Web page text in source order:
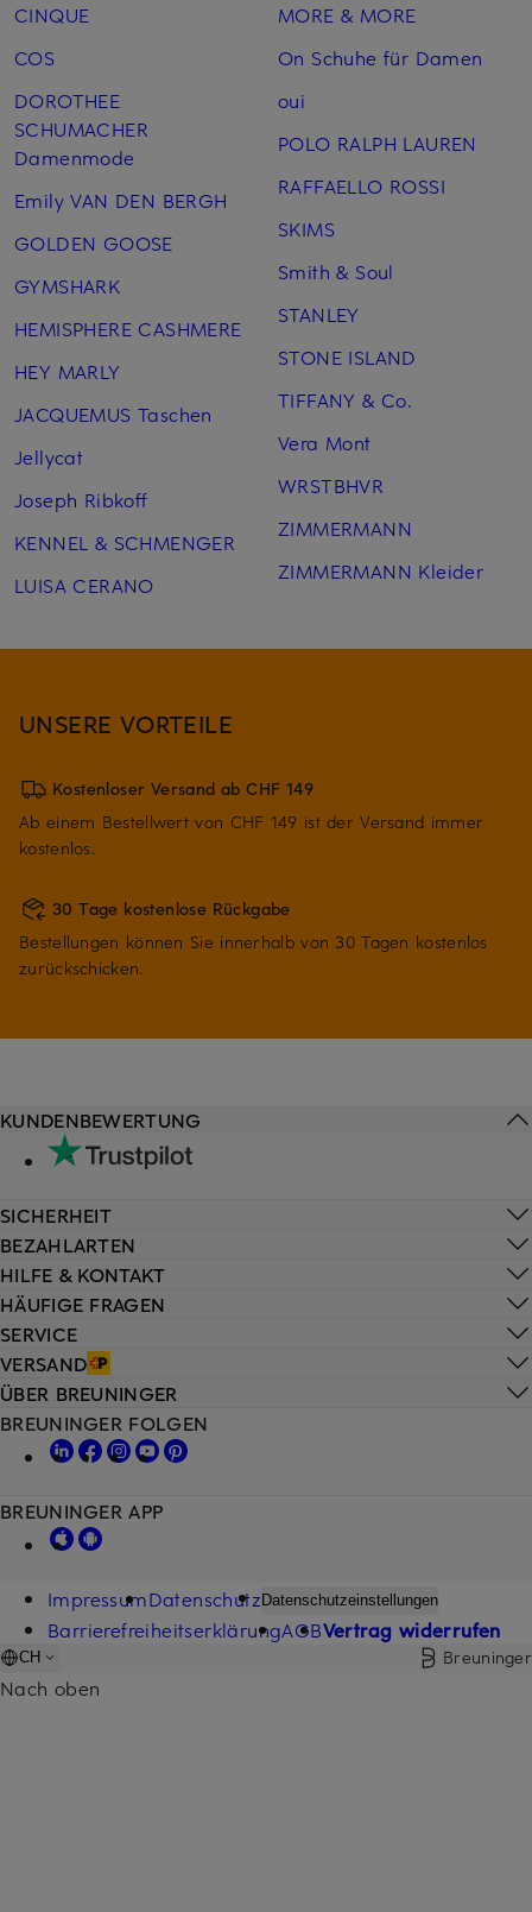
CINQUE
COS
DOROTHEE
SCHUMACHER
Damenmode
Emily VAN DEN BERGH
GOLDEN GOOSE
GYMSHARK
HEMISPHERE CASHMERE
HEY MARLY
JACQUEMUS Taschen
Jellycat
Joseph Ribkoff
KENNEL & SCHMENGER
LUISA CERANO
MORE & MORE
On Schuhe für Damen
oui
POLO RALPH LAUREN
RAFFAELLO ROSSI
SKIMS
Smith & Soul
STANLEY
STONE ISLAND
TIFFANY & Co.
Vera Mont
WRSTBHVR
ZIMMERMANN
ZIMMERMANN Kleider
UNSERE VORTEILE
Kostenloser Versand ab CHF 149
Ab einem Bestellwert von CHF 149 ist der Versand immer
kostenlos.
30 Tage kostenlose Rückgabe
Bestellungen können Sie innerhalb von 30 Tagen kostenlos
zurückschicken.
HILFE & KONTAKT
HÄUFIGE FRAGEN
SERVICE
VERSAND
KUNDENBEWERTUNG
SICHERHEIT
BEZAHLARTEN
ÜBER BREUNINGER
BREUNINGER FOLGEN
BREUNINGER APP
ImpressumDatenschutz Datenschutzeinstellungen
BarrierefreiheitserklärungAGBVertrag widerrufen
CH Breuninger
Nach oben